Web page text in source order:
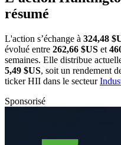
résumé
L'action s’échange à 324,48
évolué entre 262,66 $US et
semaines. Elle distribue
5,49 $US, soit un rendement
tickerHII dans le secteur
Sponsorisé